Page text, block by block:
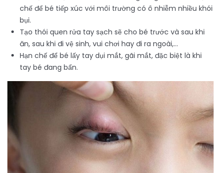
chế để bé tiếp xúc với môi trường có ô nhiễm nhiều khói
bụi.
Tạo thói quen rửa tay sạch sẽ cho bé trước và sau khi
ăn, sau khi đi vệ sinh, vui chơi hay đi ra ngoài,…
Hạn chế để bé lấy tay dụi mắt, gãi mắt, đặc biệt là khi
tay bé đang bẩn.